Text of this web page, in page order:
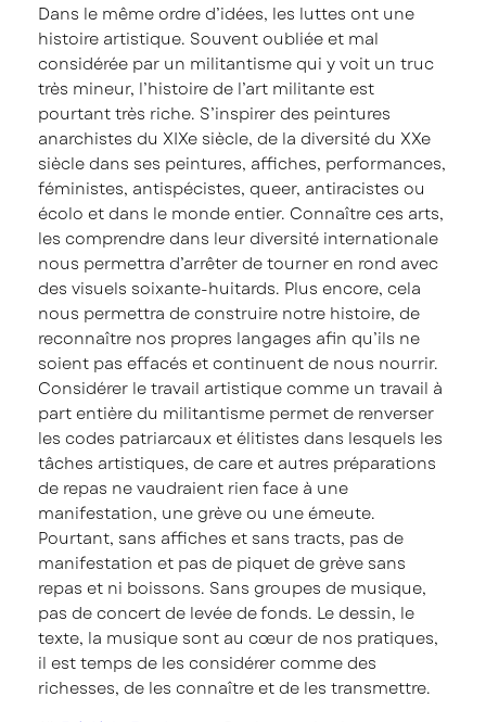
Dans le même ordre d’idées, les luttes ont une
histoire artistique. Souvent oubliée et mal
considérée par un militantisme qui y voit un truc
très mineur, l’histoire de l’art militante est
pourtant très riche. S’inspirer des peintures
anarchistes du XIXe siècle, de la diversité du XXe
siècle dans ses peintures, affiches, performances,
féministes, antispécistes, queer, antiracistes ou
écolo et dans le monde entier. Connaître ces arts,
les comprendre dans leur diversité internationale
nous permettra d’arrêter de tourner en rond avec
des visuels soixante-huitards. Plus encore, cela
nous permettra de construire notre histoire, de
reconnaître nos propres langages afin qu’ils ne
soient pas effacés et continuent de nous nourrir.
Considérer le travail artistique comme un travail à
part entière du militantisme permet de renverser
les codes patriarcaux et élitistes dans lesquels les
tâches artistiques, de care et autres préparations
de repas ne vaudraient rien face à une
manifestation, une grève ou une émeute.
Pourtant, sans affiches et sans tracts, pas de
manifestation et pas de piquet de grève sans
repas et ni boissons. Sans groupes de musique,
pas de concert de levée de fonds. Le dessin, le
texte, la musique sont au cœur de nos pratiques,
il est temps de les considérer comme des
richesses, de les connaître et de les transmettre.